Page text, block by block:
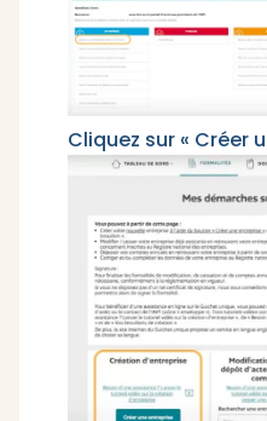
Cliquez sur « Créer